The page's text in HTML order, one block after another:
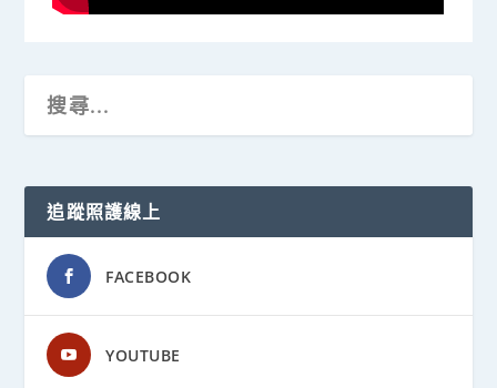
追蹤照護線上
FACEBOOK
YOUTUBE